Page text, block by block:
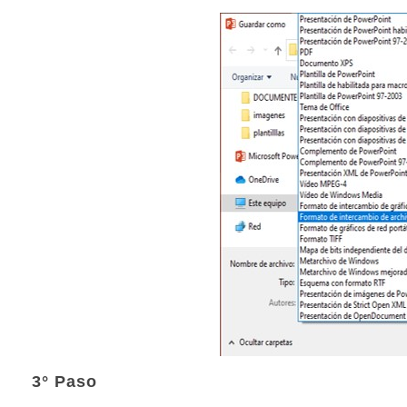
3° Paso